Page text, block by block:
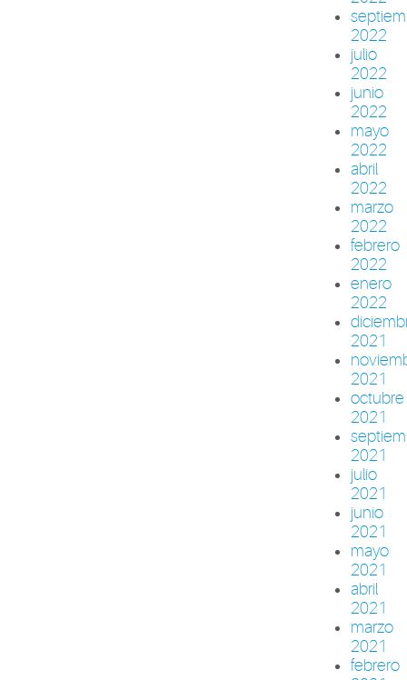
2022
julio
2022
junio
2022
mayo
2022
abril
2022
marzo
2022
febrero
2022
enero
2022
2021
2021
octubre
2021
2021
julio
2021
junio
2021
mayo
2021
abril
2021
marzo
2021
febrero